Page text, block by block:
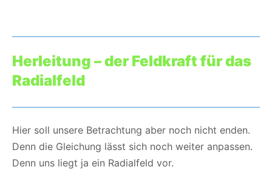
Herleitung – der Feldkraft für das
Radialfeld
Hier soll unsere Betrachtung aber noch nicht enden.
Denn die Gleichung lässt sich noch weiter anpassen.
Denn uns liegt ja ein Radialfeld vor.